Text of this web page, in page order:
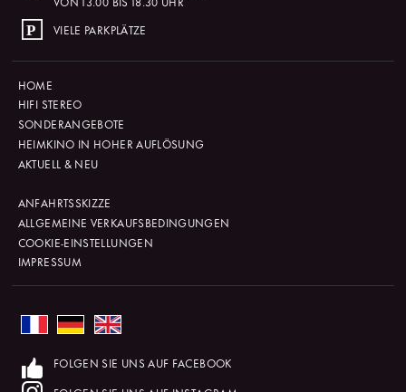
VIELE PARKPLÄTZE
HOME
HIFI STEREO
SONDERANGEBOTE
HEIMKINO IN HOHER AUFLÖSUNG
AKTUELL & NEU
ANFAHRTSSKIZZE
ALLGEMEINE VERKAUFSBEDINGUNGEN
COOKIE-EINSTELLUNGEN
IMPRESSUM
FOLGEN SIE UNS AUF FACEBOOK